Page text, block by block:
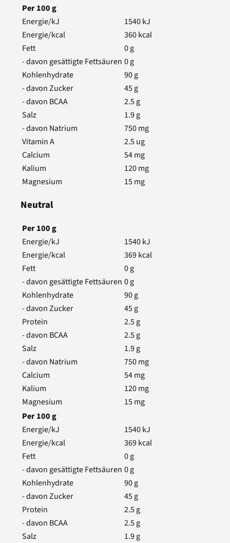
Per100g
Energie/kJ
1540kJ
Energie/kcal
360kcal
Fett
0g
- davon gesättigte Fettsäuren 0g
Kohlenhydrate
90g
- davon Zucker
45g
- davon BCAA
2.5g
Salz
1.9g
- davon Natrium
750mg
Vitamin A
2.5ug
Calcium
54mg
Kalium
120mg
Magnesium
15mg
Neutral
Per100g
Energie/kJ
1540kJ
Energie/kcal
369kcal
Fett
0g
- davon gesättigte Fettsäuren 0g
Kohlenhydrate
90g
- davon Zucker
45g
Protein
2.5g
- davon BCAA
2.5g
Salz
1.9g
- davon Natrium
750mg
Calcium
54mg
Kalium
120mg
Magnesium
15mg
Per100g
Energie/kJ
1540kJ
Energie/kcal
369kcal
Fett
0g
- davon gesättigte Fettsäuren 0g
Kohlenhydrate
90g
- davon Zucker
45g
Protein
2.5g
- davon BCAA
2.5g
Salz
1.9g